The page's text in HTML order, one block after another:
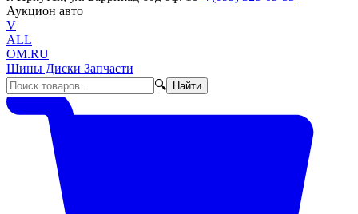
Аукцион авто
V
ALL
OM.RU
Шины Диски Запчасти
🔍
Найти